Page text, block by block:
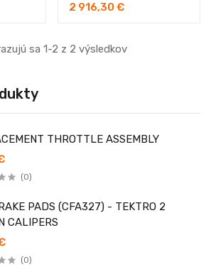
THROTTLE ASSEMBLY
(0)
PADS (CFA327) - TEKTRO 2
CALIPERS
(0)
2 916,30 €
sa 1-2 z 2 výsledkov